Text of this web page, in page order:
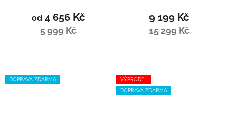
od4 656 Kč
5 999 Kč
9 199 Kč
15 299 Kč
DOPRAVA ZDARMA
VÝPRODEJ
DOPRAVA ZDARMA